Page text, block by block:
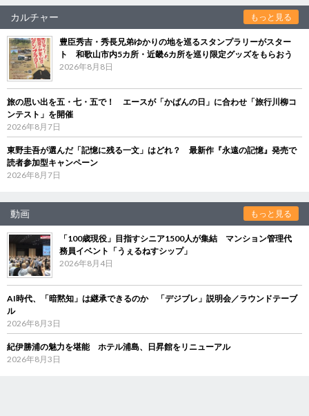
カルチャー もっと見る
豊臣秀吉・秀長兄弟ゆかりの地を巡るスタンプラリーがスター
ト 和歌山市内5カ所・近畿6カ所を巡り限定グッズをもらおう
2026年8月8日
旅の思い出を五・七・五で！ エースが「かばんの日」に合わせ「旅行川柳コ
ンテスト」を開催
2026年8月7日
東野圭吾が選んだ「記憶に残る一文」はどれ？ 最新作『永遠の記憶』発売で
読者参加型キャンペーン
2026年8月7日
動画 もっと見る
「100歳現役」目指すシニア1500人が集結 マンション管理代
務員イベント「うぇるねすシップ」
2026年8月4日
AI時代、「暗黙知」は継承できるのか 「デジブレ」説明会／ラウンドテーブ
ル
2026年8月3日
紀伊勝浦の魅力を堪能 ホテル浦島、日昇館をリニューアル
2026年8月3日